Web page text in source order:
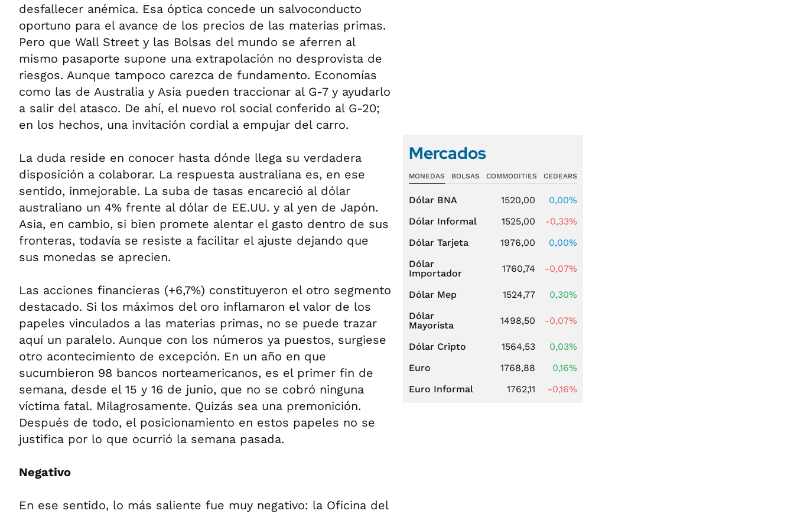
desfallecer anémica. Esa óptica concede un salvoconducto
oportuno para el avance de los precios de las materias primas.
Pero que Wall Street y las Bolsas del mundo se aferren al
mismo pasaporte supone una extrapolación no desprovista de
riesgos. Aunque tampoco carezca de fundamento. Economías
como las de Australia y Asia pueden traccionar al G-7 y ayudarlo
a salir del atasco. De ahí, el nuevo rol social conferido al G-20;
en los hechos, una invitación cordial a empujar del carro.
La duda reside en conocer hasta dónde llega su verdadera
disposición a colaborar. La respuesta australiana es, en ese
sentido, inmejorable. La suba de tasas encareció al dólar
australiano un 4% frente al dólar de EE.UU. y al yen de Japón.
Asia, en cambio, si bien promete alentar el gasto dentro de sus
fronteras, todavía se resiste a facilitar el ajuste dejando que
sus monedas se aprecien.
Las acciones financieras (+6,7%) constituyeron el otro segmento
destacado. Si los máximos del oro inflamaron el valor de los
papeles vinculados a las materias primas, no se puede trazar
aquí un paralelo. Aunque con los números ya puestos, surgiese
otro acontecimiento de excepción. En un año en que
sucumbieron 98 bancos norteamericanos, es el primer fin de
semana, desde el 15 y 16 de junio, que no se cobró ninguna
víctima fatal. Milagrosamente. Quizás sea una premonición.
Después de todo, el posicionamiento en estos papeles no se
justifica por lo que ocurrió la semana pasada.
Negativo
En ese sentido, lo más saliente fue muy negativo: la Oficina del
Mercados
MONEDAS BOLSAS COMMODITIES CEDEARS
Dólar BNA 1520,00
0,00%
Dólar Informal
1525,00
-0,33%
Dólar Tarjeta
1976,00
0,00%
Dólar
Importador
1760,74 -0,07%
Dólar Mep 1524,77
0,30%
Dólar
Mayorista
1498,50 -0,07%
Dólar Cripto 1564,53
0,03%
Euro
1768,88
0,16%
Euro Informal
1762,11 -0,16%